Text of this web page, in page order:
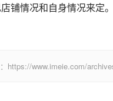
铺情况和自身情况来定
https://www.imeie.com/